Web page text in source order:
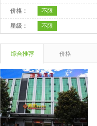
价格： 不限
星级： 不限
综合推荐 价格